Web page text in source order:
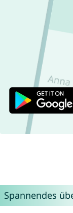
Spannendes